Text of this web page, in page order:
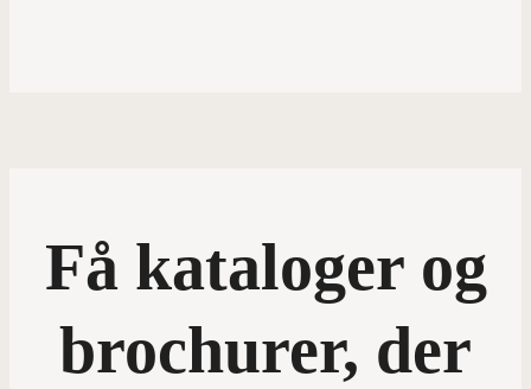
Få kataloger og
brochurer, der